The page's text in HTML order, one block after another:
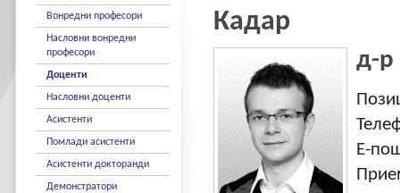
Вонредни професори
Насловни вонредни
професори
Доценти
Насловни доценти
Асистенти
Помлади асистенти
Асистенти докторанди
Демонстратори
Кадар
д-р
E-